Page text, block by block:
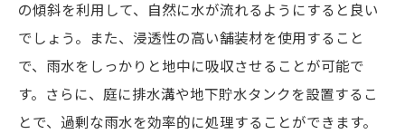
の傾斜を利用して、自然に水が流れるようにすると良い
でしょう。また、浸透性の高い舗装材を使用すること
で、雨水をしっかりと地中に吸収させることが可能で
す。さらに、庭に排水溝や地下貯水タンクを設置するこ
とで、過剰な雨水を効率的に処理することができます。